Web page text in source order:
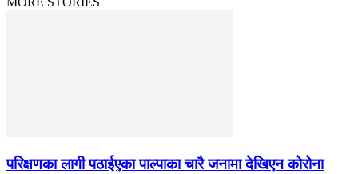
परिक्षणका लागी पठाईएका पाल्पाका चारै जनामा देखिएन कोरोना